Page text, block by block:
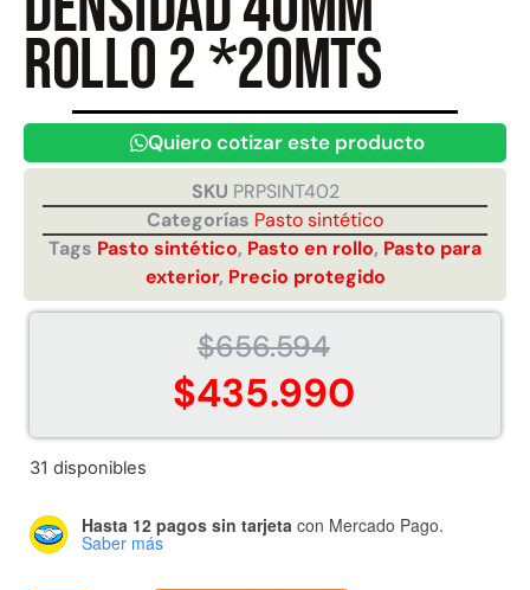
Rollo 2 *20mts
Quiero cotizar este producto
SKU PRPSINT402
Categorías Pasto sintético
Tags Pasto sintético, Pasto en rollo, Pasto para
exterior, Precio protegido
$656.594
$435.990
31 disponibles
Hasta 12 pagos sin tarjeta con Mercado Pago.
Saber más
Juego Modular 02
Juego Modular 01
37%